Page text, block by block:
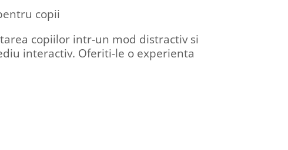
copii
copiilor intr-un mod distractiv si
interactiv. Oferiti-le o experienta